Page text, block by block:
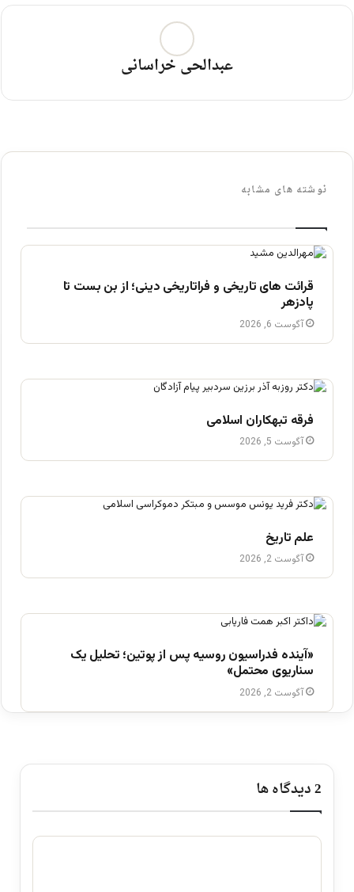
عبدالحی خراسانی
نوشته های مشابه
قرائت های تاریخی و فراتاریخی دینی؛ از بن بست تا
پادزهر
آگوست 6, 2026
فرقه تبهکاران اسلامی
آگوست 5, 2026
علم تاریخ
آگوست 2, 2026
«آینده فدراسیون روسیه پس از پوتین؛ تحلیل یک
سناریوی محتمل»
آگوست 2, 2026
‫2 دیدگاه ها